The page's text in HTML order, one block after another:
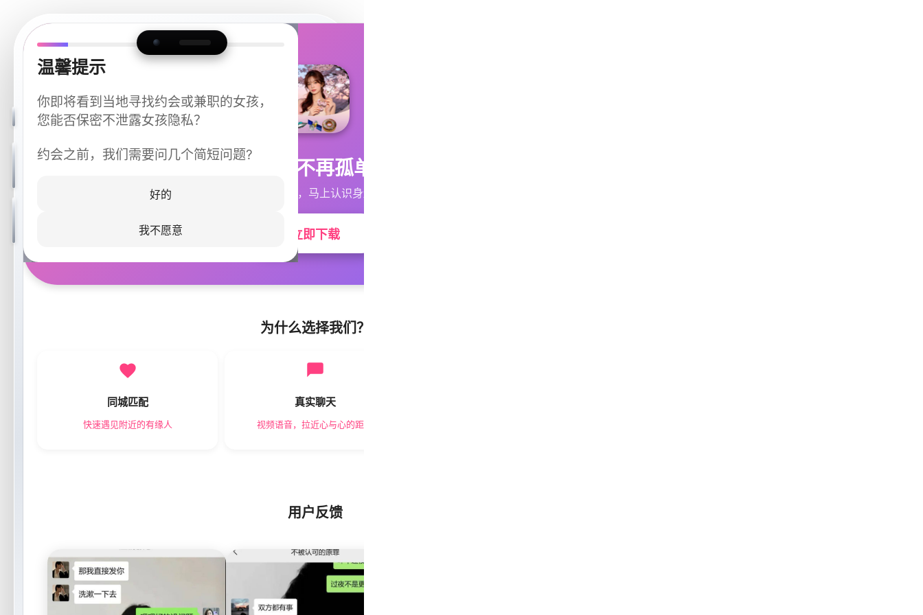
温馨提示
你即将看到当地寻找约会或兼职的女孩，
您能否保密不泄露女孩隐私？
约会之前，我们需要问几个简短问题?
好的
我不愿意
今晚不再孤单
同城快速匹配，马上认识身边的TA
立即下载
为什么选择我们？
同城匹配
快速遇见附近的有缘人
真实聊天
视频语音，拉近心与心的距离
用户反馈